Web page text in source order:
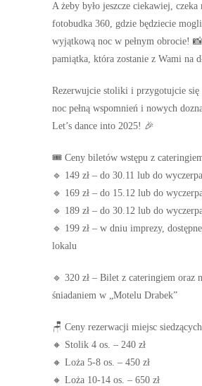
A żeby było jeszcze ciekawiej, czeka
fotobudka 360, gdzie będziecie
wyjątkową noc w pełnym obrocie!
pamiątka, która zostanie z Wami na
Rezerwujcie stoliki i przygotujcie się
noc pełną wspomnień i nowych
Let’s dance into 2025! 🎉
🎟 Ceny biletów wstępu z
🔹 149 zł – do 30.11 lub do
🔹 169 zł – do 15.12 lub do
🔹 189 zł – do 30.12 lub do
🔹 199 zł – w dniu imprezy,
lokalu
🔹 320 zł – Bilet z cateringiem oraz
śniadaniem w „Motelu Drabek”
🪑 Ceny rezerwacji miejsc
🔸 Stolik 4 os. – 240 zł
🔸 Loża 5-8 os. – 450 zł
🔸 Loża 10-14 os. – 650 zł